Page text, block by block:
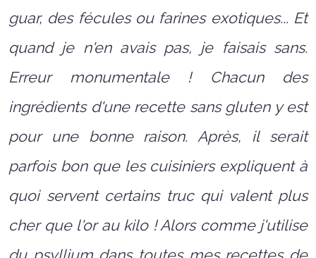
guar, des fécules ou farines exotiques... Et
quand je n'en avais pas, je faisais sans.
Erreur monumentale ! Chacun des
ingrédients d'une recette sans gluten y est
pour une bonne raison. Après, il serait
parfois bon que les cuisiniers expliquent à
quoi servent certains truc qui valent plus
cher que l'or au kilo ! Alors comme j'utilise